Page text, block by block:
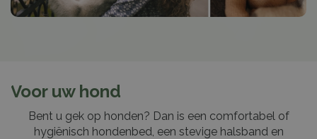
Voor uw hond
Bent u gek op honden? Dan is een comfortabel of
hygiënisch hondenbed, een stevige halsband en